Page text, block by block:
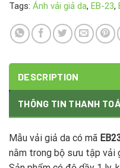
Tags: Ánh vải giả da, EB-23,
DESCRIPTION
THÔNG TIN THANH
Mẫu vải giả da có mã
nằm trong bộ sưu tập vải